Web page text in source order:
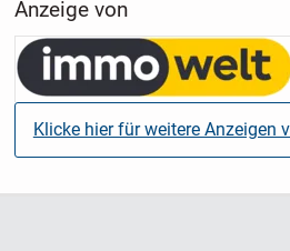
Erschließung
- Wasser
- Abwasser
- Gas
- Strom
- Telefon
Anzeige von
Klicke hier für weitere Anzeigen